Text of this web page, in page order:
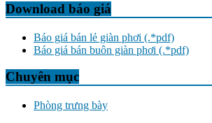
Download báo giá
Báo giá bán lẻ giàn phơi (.*pdf)
Báo giá bán buôn giàn phơi (.*pdf)
Chuyên mục
Phòng trưng bày